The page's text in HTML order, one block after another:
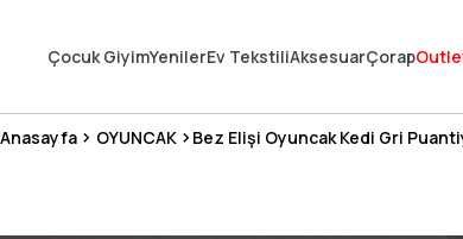
3 MİLYONDAN FAZLA MUTLU MÜŞTERİ ❤️ 10 MİLYON ÜRÜN
Çocuk GiyimYenilerEv TekstiliAksesuarÇorap
Anasayfa OYUNCAK Bez Elişi Oyuncak Kedi Gri